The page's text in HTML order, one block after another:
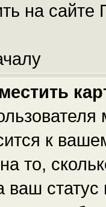
на сайте
к
то,